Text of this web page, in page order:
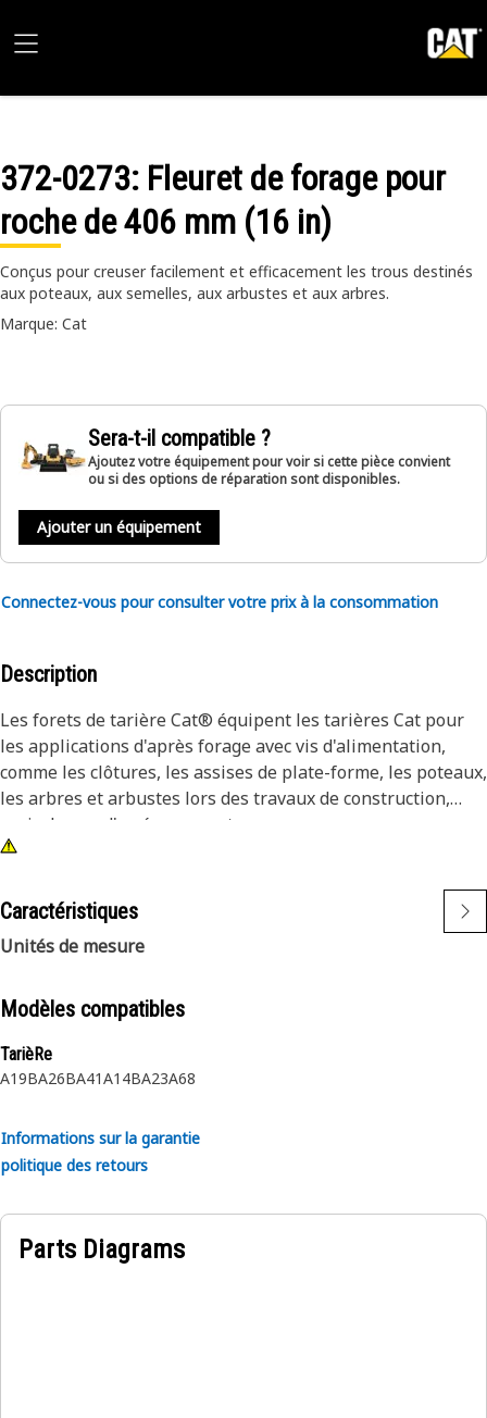
372-0273: Fleuret de forage pour
roche de 406 mm (16 in)
Conçus pour creuser facilement et efficacement les trous destinés
aux poteaux, aux semelles, aux arbustes et aux arbres.
Marque: Cat
Sera-t-il compatible ?
Ajoutez votre équipement pour voir si cette pièce convient
ou si des options de réparation sont disponibles.
Ajouter un équipement
Connectez-vous pour consulter votre prix à la consommation
Description
Les forets de tarière Cat® équipent les tarières Cat pour
les applications d'après forage avec vis d'alimentation,
comme les clôtures, les assises de plate-forme, les poteaux,
les arbres et arbustes lors des travaux de construction,
agricoles ou d'aménagement paysager.
Caractéristiques
Unités de mesure
Modèles compatibles
TarièRe
A19BA26BA41A14BA23A68
Informations sur la garantie
politique des retours
Parts Diagrams